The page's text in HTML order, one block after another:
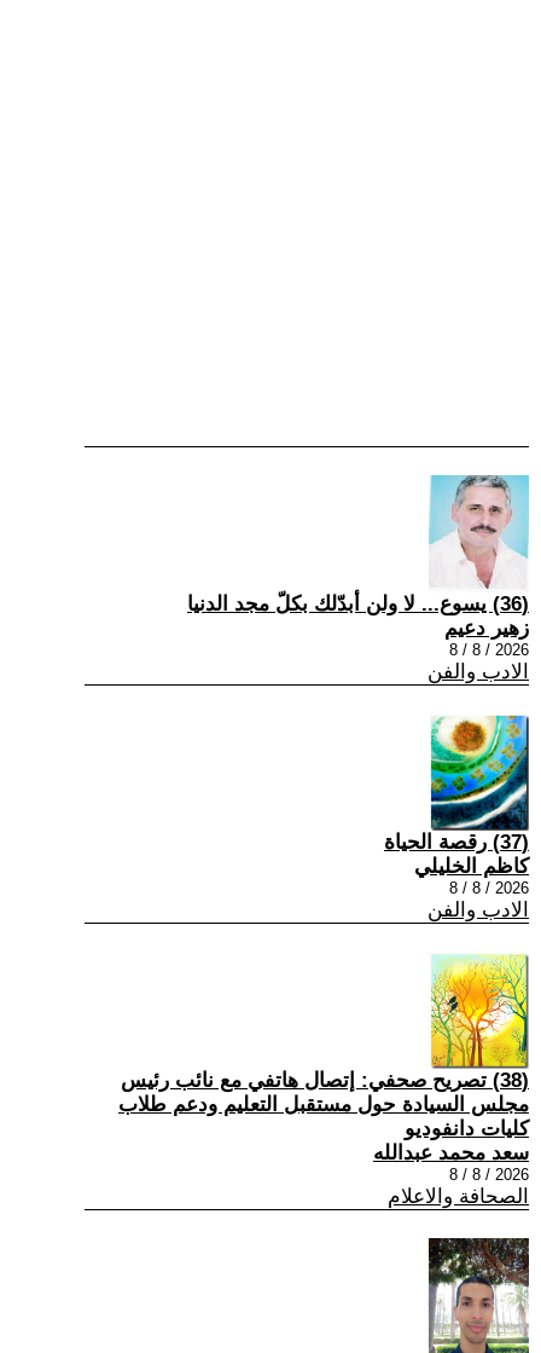
(36) يسوع... لا ولن أبدّلك بكلّ مجد الدنيا
زهير دعيم
2026 / 8 / 8
الادب والفن
(37) رقصة الحياة
كاظم الخليلي
2026 / 8 / 8
الادب والفن
(38) تصريح صحفي: إتصال هاتفي مع نائب رئيس
مجلس السيادة حول مستقبل التعليم ودعم طلاب
كليات دانفوديو
سعد محمد عبدالله
2026 / 8 / 8
الصحافة والاعلام